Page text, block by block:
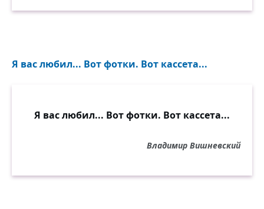
Я вас любил... Вот фотки. Вот кассета...
Я вас любил... Вот фотки. Вот кассета...
Владимир Вишневский